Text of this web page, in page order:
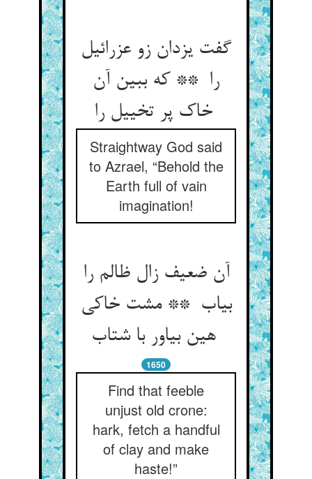
گفت یزدان زو عزرائیل
را ** که ببین آن
Straightway God said
to Azrael, “Behold the
Earth full of vain
imagination!
آن ضعیف زال ظالم را
بیاب ** مشت خاکی
هین بیاور با شتاب
1650
Find that feeble
unjust old crone:
hark, fetch a handful
of clay and make
haste!”